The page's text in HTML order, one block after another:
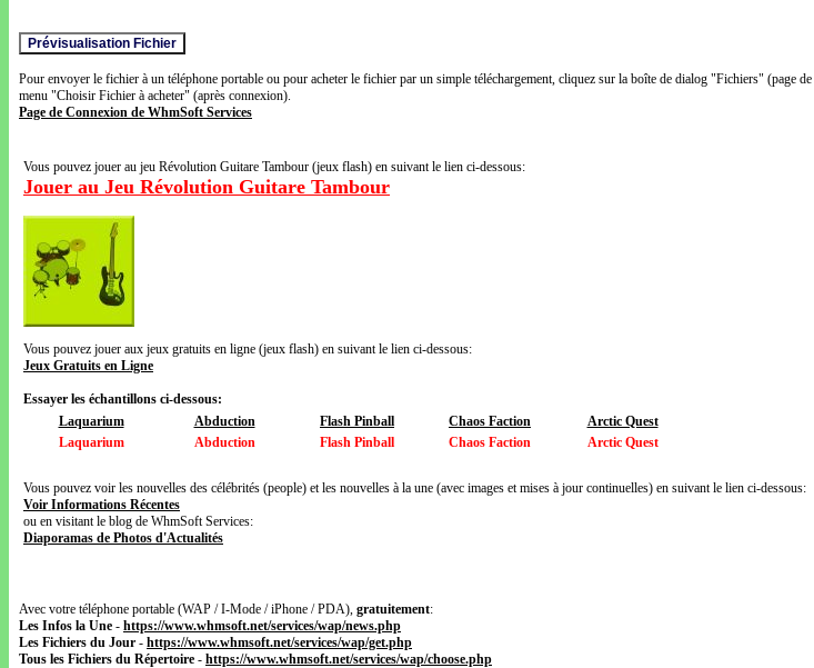
Pour envoyer le fichier à un téléphone portable ou pour acheter le fichier par un simple téléchargement, cliquez sur la boîte de dialog "Fichiers" (page
menu "Choisir Fichier à acheter" (après connexion).
Page de Connexion de WhmSoft Services
Vous pouvez jouer au jeu Révolution Guitare Tambour (jeux flash) en suivant le lien ci-dessous:
Jouer au Jeu Révolution Guitare Tambour
Vous pouvez jouer aux jeux gratuits en ligne (jeux flash) en suivant le lien ci-dessous:
Jeux Gratuits en Ligne
Essayer les échantillons ci-dessous:
Laquarium
Abduction Flash Pinball Chaos Faction
Arctic Quest
Laquarium
Abduction Flash Pinball Chaos Faction Arctic Quest
Vous pouvez voir les nouvelles des célébrités (people) et les nouvelles à la une (avec images et mises à jour continuelles) en suivant le lien ci-dessous:
Voir Informations Récentes
ou en visitant le blog de WhmSoft Services:
Diaporamas de Photos d'Actualités
Avec votre téléphone portable (WAP / I-Mode / iPhone / PDA), gratuitement:
Les Infos la Une - https://www.whmsoft.net/services/wap/news.php
Les Fichiers du Jour - https://www.whmsoft.net/services/wap/get.php
Tous les Fichiers du Répertoire - https://www.whmsoft.net/services/wap/choose.php